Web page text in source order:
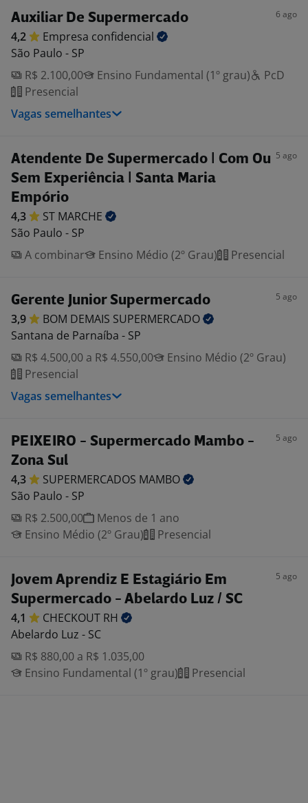
Auxiliar De Supermercado 6 ago
4,2 Empresa confidencial
São Paulo - SP
R$ 2.100,00
Ensino Fundamental (1º grau)
PcD
Presencial
Vagas semelhantes
Atendente De Supermercado | Com Ou
Sem Experiência | Santa Maria
Empório
5 ago
4,3 ST MARCHE
São Paulo - SP
A combinar
Ensino Médio (2º Grau) Presencial
Gerente Junior Supermercado 5 ago
3,9 BOM DEMAIS SUPERMERCADO
Santana de Parnaíba - SP
R$ 4.500,00 a R$ 4.550,00
Ensino Médio (2º Grau)
Presencial
Vagas semelhantes
PEIXEIRO - Supermercado Mambo -
Zona Sul
5 ago
4,3 SUPERMERCADOS MAMBO
São Paulo - SP
R$ 2.500,00
Menos de 1 ano
Ensino Médio (2º Grau)
Presencial
Jovem Aprendiz E Estagiário Em
Supermercado - Abelardo Luz / SC
5 ago
4,1 CHECKOUT RH
Abelardo Luz - SC
R$ 880,00 a R$ 1.035,00
Ensino Fundamental (1º grau)
Presencial